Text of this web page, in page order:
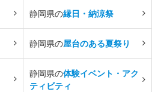
静岡県の縁日・納涼祭
静岡県の屋台のある夏祭り
静岡県の体験イベント・アク
ティビティ